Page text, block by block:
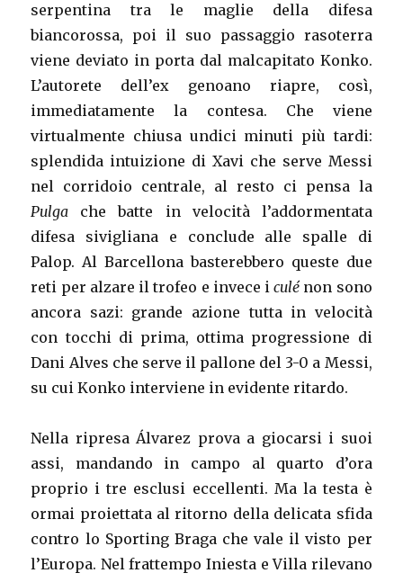
serpentina tra le maglie della difesa
biancorossa, poi il suo passaggio rasoterra
viene deviato in porta dal malcapitato Konko.
L’autorete dell’ex genoano riapre, così,
immediatamente la contesa. Che viene
virtualmente chiusa undici minuti più tardi:
splendida intuizione di Xavi che serve Messi
nel corridoio centrale, al resto ci pensa la
Pulga che batte in velocità l’addormentata
difesa sivigliana e conclude alle spalle di
Palop. Al Barcellona basterebbero queste due
reti per alzare il trofeo e invece iculénon sono
ancora sazi: grande azione tutta in velocità
con tocchi di prima, ottima progressione di
Dani Alves che serve il pallone del 3-0 a Messi,
su cui Konko interviene in evidente ritardo.
Nella ripresa Álvarez prova a giocarsi i suoi
assi, mandando in campo al quarto d’ora
proprio i tre esclusi eccellenti. Ma la testa è
ormai proiettata al ritorno della delicata sfida
contro lo Sporting Braga che vale il visto per
l’Europa. Nel frattempo Iniesta e Villa rilevano